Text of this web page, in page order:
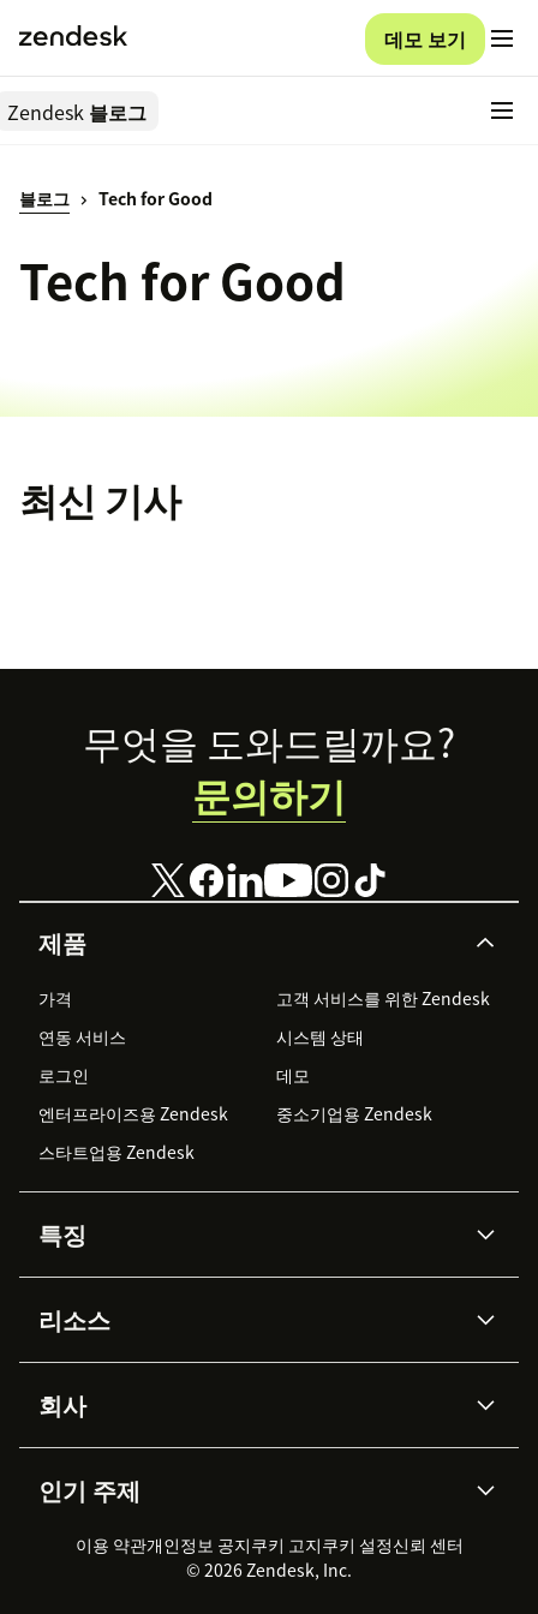
데모 보기
Zendesk 블로그
블로그 Tech for Good
Tech for Good
최신 기사
Footer
제품
가격
고객 서비스를 위한 Zendesk
연동 서비스
시스템 상태
로그인
데모
엔터프라이즈용 Zendesk
중소기업용 Zendesk
스타트업용 Zendesk
특징
Zendesk AI
Advanced Data Privacy &
Protection
지식창고
워크포스 관리
실시간 채팅
클라이언트 포털
리소스
API & 개발자
AI 리서치
이벤트 & 웨비나
고객 사례
회사
채용 정보
지속 가능성 보고서
Zendesk Foundation
법적 정보
인기 주제
2026 CX 트렌드
제품 업데이트
고객 서비스 소프트웨어
헬프 데스크 통합 티켓 관리 소
무엇을 도와드릴까요?
문의하기
이용 약관개인정보 공지쿠키 고지쿠키 설정신뢰 센터
© 2026 Zendesk, Inc.